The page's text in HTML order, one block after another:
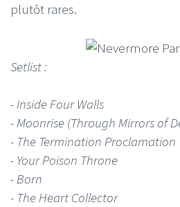
plutôt rares.
Setlist :
- Inside Four Walls
- Moonrise (Through Mirrors of
- The Termination Proclamation
- Your Poison Throne
- Born
- The Heart Collector